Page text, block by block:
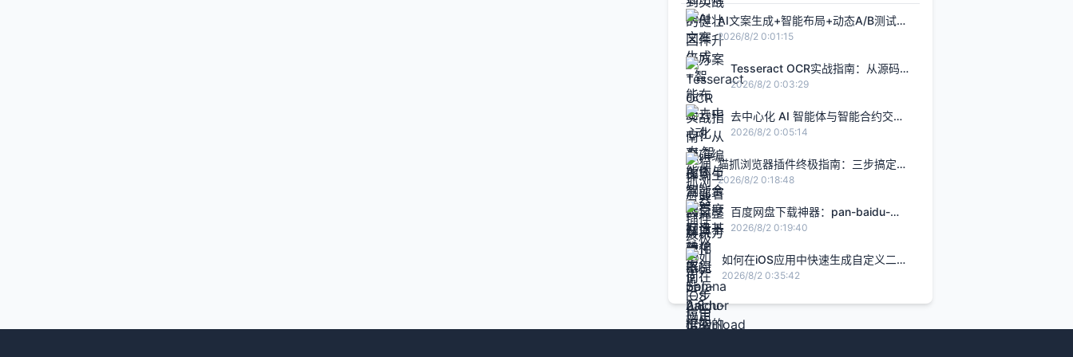
AI文案生成+智能布局+动态A/B测试：
打造转化率提升2.8倍的H5智能设计闭
环，限免内测通道今日关闭
2026/8/2 0:01:15
Tesseract OCR实战指南：从源码编
译到生产部署的完整解决方案
2026/8/2 0:03:29
去中心化 AI 智能体与智能合约交
互：基于 Rust Solana Anchor 框架
2026/8/2 0:05:14
猫抓浏览器插件终极指南：三步搞定网
页视频下载的完整解决方案
2026/8/2 0:18:48
百度网盘下载神器：pan-baidu-
download的终极实战指南
2026/8/2 0:19:40
如何在iOS应用中快速生成自定义二维
码的完整指南
2026/8/2 0:35:42